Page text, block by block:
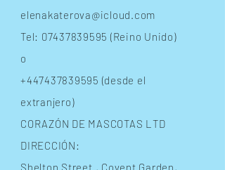
elenakaterova@icloud.com
Tel: 07437839595 (Reino Unido)
o
+447437839595 (desde el
extranjero)
CORAZÓN DE MASCOTAS LTD
DIRECCIÓN:
Shelton Street , Covent Garden,